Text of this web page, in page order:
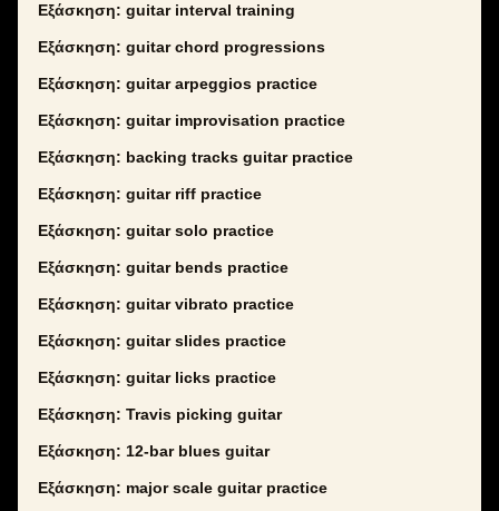
Εξάσκηση: guitar interval training
Εξάσκηση: guitar chord progressions
Εξάσκηση: guitar arpeggios practice
Εξάσκηση: guitar improvisation practice
Εξάσκηση: backing tracks guitar practice
Εξάσκηση: guitar riff practice
Εξάσκηση: guitar solo practice
Εξάσκηση: guitar bends practice
Εξάσκηση: guitar vibrato practice
Εξάσκηση: guitar slides practice
Εξάσκηση: guitar licks practice
Εξάσκηση: Travis picking guitar
Εξάσκηση: 12-bar blues guitar
Εξάσκηση: major scale guitar practice